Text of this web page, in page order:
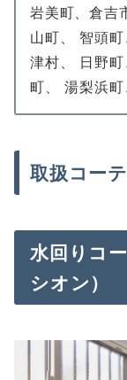
岩美町、倉吉
山町、 智頭
津村、 日野
町、 湯梨浜
取扱コー
水回りコ
シオン）